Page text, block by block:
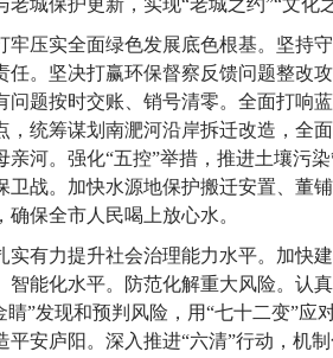
老城保护更新，实现“老城之约”“文化
牢压实全面绿色发展底色根基。坚持
任。坚决打赢环保督察反馈问题整改
问题按时交账、销号清零。全面打响
，统筹谋划南淝河沿岸拆迁改造，全
亲河。强化“五控”举措，推进土壤污
卫战。加快水源地保护搬迁安置、董
保全市人民喝上放心水。
实有力提升社会治理能力水平。加快
智能化水平。防范化解重大风险。认
睛”发现和预判风险，用“七十二变”应
平安庐阳。深入推进“六清”行动，机